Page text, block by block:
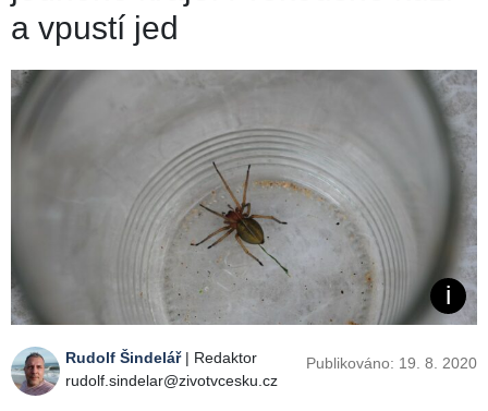
a vpustí jed
Rudolf Šindelář| Redaktor
rudolf.sindelar@zivotvcesku.cz
Publikováno: 19. 8. 2020